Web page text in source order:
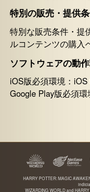
特別の販売・提供
特別な販売条件・提
ルコンテンツの購入
ソフトウェアの動
iOS版必須環境：iOS
Google Play版必須
HARRY POTTER: MAGIC
WIZARDING WORLD and